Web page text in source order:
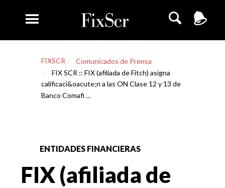
FIXSCR
Comunicados de Prensa
FIX SCR :: FIX (afiliada de Fitch) asigna
calificaci&oacute;n a las ON Clase 12 y 13 de
Banco Comafi ...
ENTIDADES FINANCIERAS
FIX (afiliada de